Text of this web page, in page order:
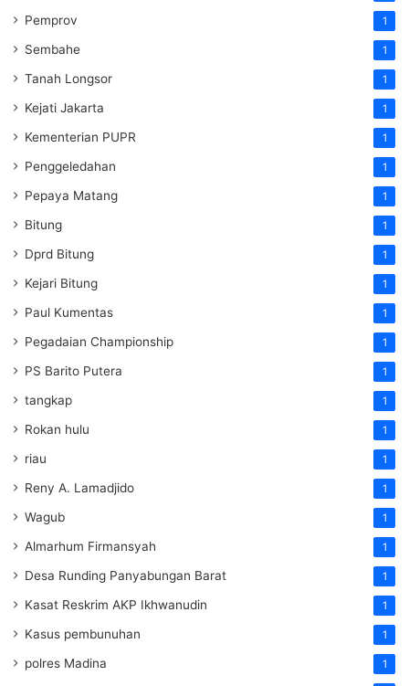
Pemprov 1
Sembahe 1
Tanah Longsor 1
Kejati Jakarta 1
Kementerian PUPR 1
Penggeledahan 1
Pepaya Matang 1
Bitung 1
Dprd Bitung 1
Kejari Bitung 1
Paul Kumentas 1
Pegadaian Championship 1
PS Barito Putera 1
tangkap 1
Rokan hulu 1
riau 1
Reny A. Lamadjido 1
Wagub 1
Almarhum Firmansyah 1
Desa Runding Panyabungan Barat 1
Kasat Reskrim AKP Ikhwanudin 1
Kasus pembunuhan 1
polres Madina 1